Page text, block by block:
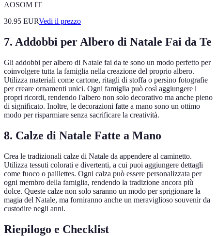
AOSOM IT
30.95 EURVedi il prezzo
7. Addobbi per Albero di Natale Fai da Te
Gli addobbi per albero di Natale fai da te sono un modo perfetto per
coinvolgere tutta la famiglia nella creazione del proprio albero.
Utilizza materiali come cartone, ritagli di stoffa o persino fotografie
per creare ornamenti unici. Ogni famiglia può così aggiungere i
propri ricordi, rendendo l'albero non solo decorativo ma anche pieno
di significato. Inoltre, le decorazioni fatte a mano sono un ottimo
modo per risparmiare senza sacrificare la creatività.
8. Calze di Natale Fatte a Mano
Crea le tradizionali calze di Natale da appendere al caminetto.
Utilizza tessuti colorati e divertenti, a cui puoi aggiungere dettagli
come fuoco o paillettes. Ogni calza può essere personalizzata per
ogni membro della famiglia, rendendo la tradizione ancora più
dolce. Queste calze non solo saranno un modo per sprigionare la
magia del Natale, ma forniranno anche un meraviglioso souvenir da
custodire negli anni.
Riepilogo e Checklist